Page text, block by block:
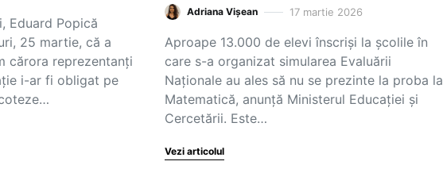
Eduard Popică
25 martie, că a
cărora reprezentanţi
i-ar fi obligat pe
Adriana Vișean 17 martie 2026
Aproape 13.000 de elevi înscriși la școlile în
care s-a organizat simularea Evaluării
Naționale au ales să nu se prezinte la proba la
Matematică, anunță Ministerul Educației și
Cercetării. Este…
Vezi articolul